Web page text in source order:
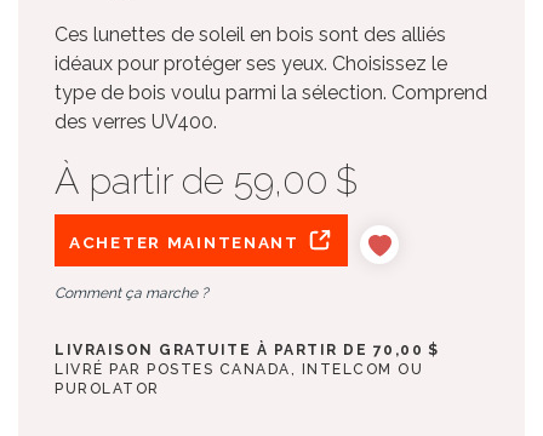
Ces lunettes de soleil en bois sont des alliés
idéaux pour protéger ses yeux. Choisissez le
type de bois voulu parmi la sélection. Comprend
des verres UV400.
À partir de 59,00 $
ACHETER MAINTENANT
Comment ça marche ?
LIVRAISON GRATUITE À PARTIR DE 70,00 $
LIVRÉ PAR POSTES CANADA, INTELCOM OU
PUROLATOR